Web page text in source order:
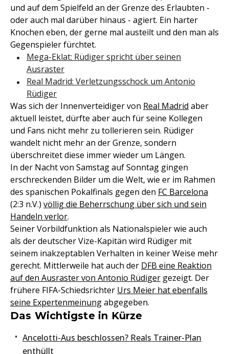
und auf dem Spielfeld an der Grenze des Erlaubten -
oder auch mal darüber hinaus - agiert. Ein harter
Knochen eben, der gerne mal austeilt und den man als
Gegenspieler fürchtet.
Mega-Eklat: Rüdiger spricht über seinen
Ausraster
Real Madrid: Verletzungsschock um Antonio
Rüdiger
Was sich der Innenverteidiger von Real Madrid aber
aktuell leistet, dürfte aber auch für seine Kollegen
und Fans nicht mehr zu tollerieren sein. Rüdiger
wandelt nicht mehr an der Grenze, sondern
überschreitet diese immer wieder um Längen.
In der Nacht von Samstag auf Sonntag gingen
erschreckenden Bilder um die Welt, wie er im Rahmen
des spanischen Pokalfinals gegen den FC Barcelona
(2:3 n.V.) völlig die Beherrschung über sich und sein
Handeln verlor.
Seiner Vorbildfunktion als Nationalspieler wie auch
als der deutscher Vize-Kapitän wird Rüdiger mit
seinem inakzeptablen Verhalten in keiner Weise mehr
gerecht. Mittlerweile hat auch der DFB eine Reaktion
auf den Ausraster von Antonio Rüdiger gezeigt. Der
frühere FIFA-Schiedsrichter Urs Meier hat ebenfalls
seine Expertenmeinungabgegeben.
Das Wichtigste in Kürze
Ancelotti-Aus beschlossen? Reals Trainer-Plan
enthüllt